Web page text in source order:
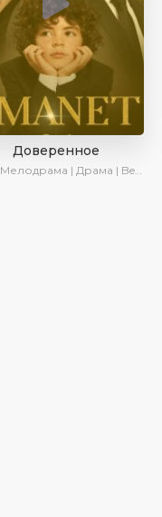
Доверенное
Мелодрама | Драма | BeniAffet